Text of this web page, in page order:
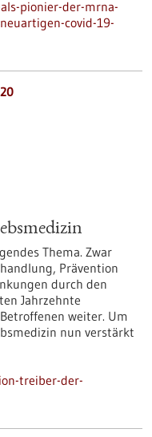
pionier-der-mrna-
covid-19-
Thema. Zwar
Prävention
durch den
Jahrzehnte
weiter. Um
nun verstärkt
treiber-der-